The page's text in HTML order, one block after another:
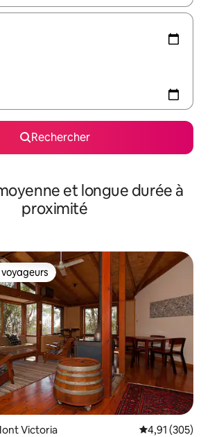
Rechercher
et longue durée à
proximité
les plus appréciés
Victoria Évaluation
4,91 (305)